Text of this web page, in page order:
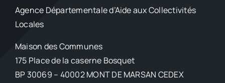
Agence Départementale d’Aide aux Collectivités
Locales
Maison des Communes
175 Place de la caserne Bosquet
BP 30069 – 40002 MONT DE MARSAN CEDEX